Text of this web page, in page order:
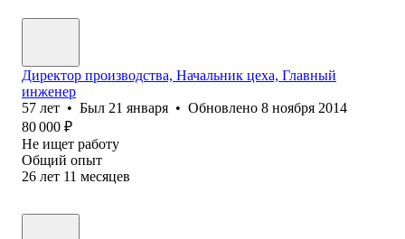
Директор производства, Начальник цеха, Главный
инженер
57 лет • Был 21 января • Обновлено 8 ноября 2014
80 000 ₽
Не ищет работу
Общий опыт
26 лет 11 месяцев